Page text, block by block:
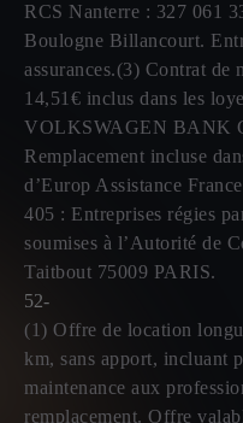
RCS Nanterre : 327 061
Boulogne Billancourt.
assurances.(3) Contrat de
14,51€ inclus dans les
VOLKSWAGEN BANK
Remplacement incluse
d’Europ Assistance
405 : Entreprises régies
soumises à l’Autorité de
Taitbout 75009 PARIS.
52-
(1) Offre de location
km, sans apport, incluant
maintenance aux
remplacement. Offre